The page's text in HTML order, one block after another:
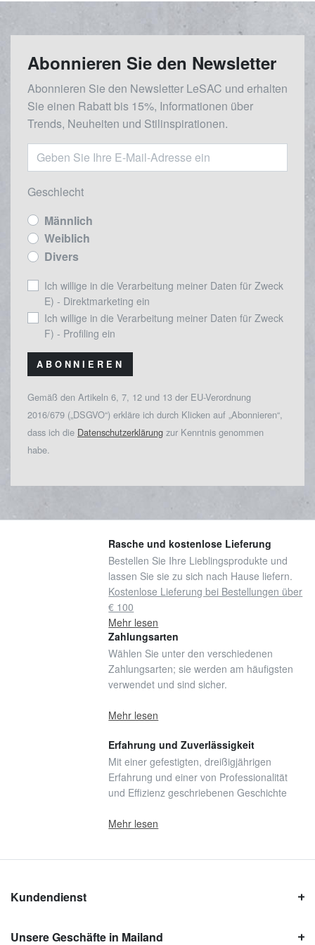
Abonnieren Sie den Newsletter
Abonnieren Sie den Newsletter LeSAC und erhalten
Sie einen Rabatt bis 15%, Informationen über
Trends, Neuheiten und Stilinspirationen.
Geschlecht
Männlich
Weiblich
Divers
Ich willige in die Verarbeitung meiner Daten für Zweck
E) - Direktmarketing ein
Ich willige in die Verarbeitung meiner Daten für Zweck
F) - Profiling ein
ABONNIEREN
Gemäß den Artikeln 6, 7, 12 und 13 der EU-Verordnung
2016/679 („DSGVO“) erkläre ich durch Klicken auf „Abonnieren“,
dass ich die Datenschutzerklärung zur Kenntnis genommen
habe.
Rasche und kostenlose Lieferung
Bestellen Sie Ihre Lieblingsprodukte und
lassen Sie sie zu sich nach Hause liefern.
Kostenlose Lieferung bei Bestellungen über
€ 100
Mehr lesen
Zahlungsarten
Wählen Sie unter den verschiedenen
Zahlungsarten; sie werden am häufigsten
verwendet und sind sicher.
Mehr lesen
Erfahrung und Zuverlässigkeit
Mit einer gefestigten, dreißigjährigen
Erfahrung und einer von Professionalität
und Effizienz geschriebenen Geschichte
Mehr lesen
Kundendienst
Unsere Geschäfte in Mailand